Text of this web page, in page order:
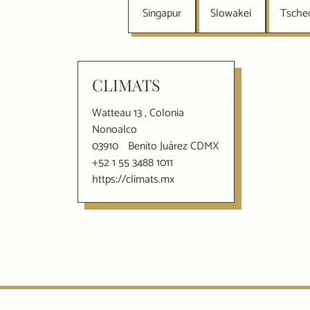
Singapur Slowakei
CLIMATS
Watteau 13 , Colonia
Nonoalco
03910 Benito Juárez CDMX
+52 1 55 3488 1011
https://climats.mx